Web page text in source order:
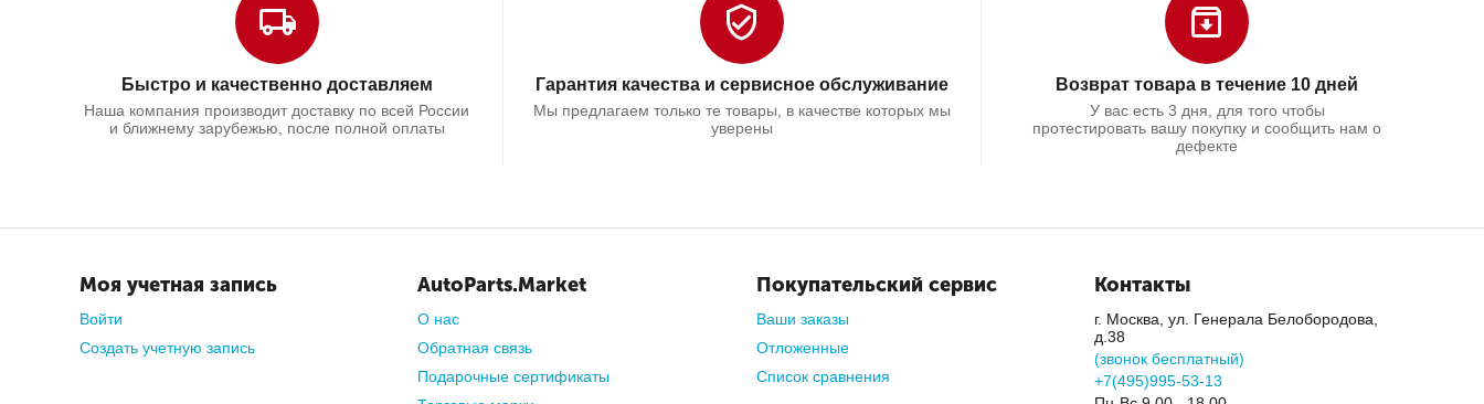
Быстро и качественно доставляем
Наша компания производит доставку по всей России
и ближнему зарубежью, после полной оплаты
Гарантия качества и сервисное обслуживание
Мы предлагаем только те товары, в качестве которых мы
уверены
Возврат товара в течение 10 дней
У вас есть 3 дня, для того чтобы
протестировать вашу покупку и сообщить нам о
дефекте
Моя учетная запись
Войти
Создать учетную запись
AutoParts.Market
О нас
Обратная связь
Подарочные сертификаты
Покупательский сервис
Ваши заказы
Отложенные
Список сравнения
Контакты
г. Москва, ул. Генерала Белобородова,
д.38
(звонок бесплатный)
+7(495)995-53-13